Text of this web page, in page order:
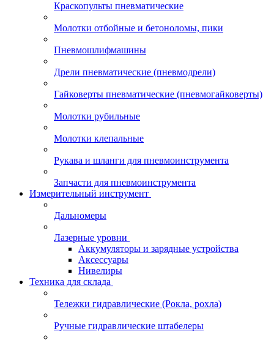
Краскопульты пневматические
Молотки отбойные и бетоноломы, пики
Пневмошлифмашины
Дрели пневматические (пневмодрели)
Гайковерты пневматические (пневмогайковерты)
Молотки рубильные
Молотки клепальные
Рукава и шланги для пневмоинструмента
Запчасти для пневмоинструмента
Измерительный инструмент
Дальномеры
Лазерные уровни
Аккумуляторы и зарядные устройства
Аксессуары
Нивелиры
Техника для склада
Тележки гидравлические (Рокла, рохла)
Ручные гидравлические штабелеры